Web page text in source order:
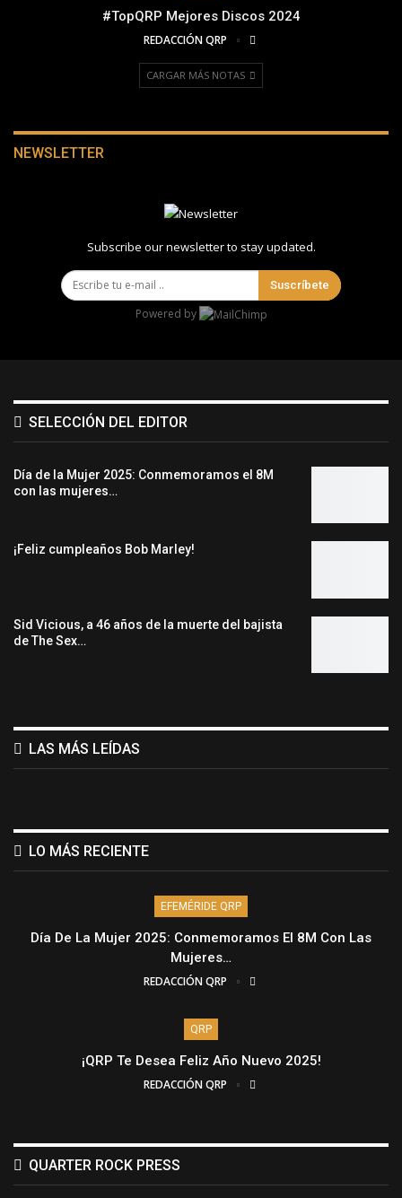
#TopQRP Mejores Discos 2024
REDACCIÓN QRP
CARGAR MÁS NOTAS
NEWSLETTER
Subscribe our newsletter to stay updated.
Suscríbete
Powered by
SELECCIÓN DEL EDITOR
Día de la Mujer 2025: Conmemoramos el 8M
con las mujeres…
¡Feliz cumpleaños Bob Marley!
Sid Vicious, a 46 años de la muerte del bajista
de The Sex…
LAS MÁS LEÍDAS
LO MÁS RECIENTE
EFEMÉRIDE QRP
Día De La Mujer 2025: Conmemoramos El 8M Con Las
Mujeres…
REDACCIÓN QRP
QRP
¡QRP Te Desea Feliz Año Nuevo 2025!
REDACCIÓN QRP
QUARTER ROCK PRESS